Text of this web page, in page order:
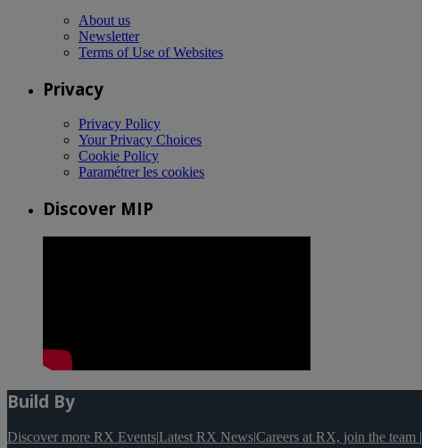
About us
Newsletter
Terms of Use of Websites
Privacy
Privacy Policy
Your Privacy Choices
Cookie Policy
Paramétrer les cookies
Discover MIP
Build By
Discover more RX Events|Latest RX News|Careers at RX, join the team |